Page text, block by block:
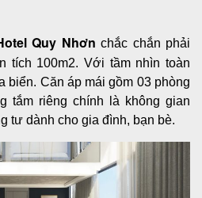
Quy Nhơn chắc chắn phải
tích 100m2. Với tầm nhìn toàn
biển. Căn áp mái gồm 03 phòng
tắm riêng chính là không gian
tư dành cho gia đình, bạn bè.